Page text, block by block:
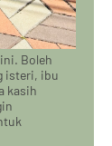
Boleh
isteri, ibu
kasih